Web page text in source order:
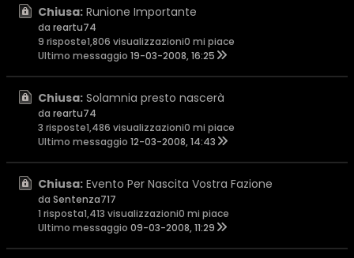
Chiusa: Runione Importante
da reartu74
9 risposte1,806 visualizzazioni0 mi piace
Ultimo messaggio 19-03-2008, 16:25
Chiusa: Solamnia presto nascerà
da reartu74
3 risposte1,486 visualizzazioni0 mi piace
Ultimo messaggio 12-03-2008, 14:43
Chiusa: Evento Per Nascita Vostra Fazione
da Sentenza717
1 risposta1,413 visualizzazioni0 mi piace
Ultimo messaggio 09-03-2008, 11:29